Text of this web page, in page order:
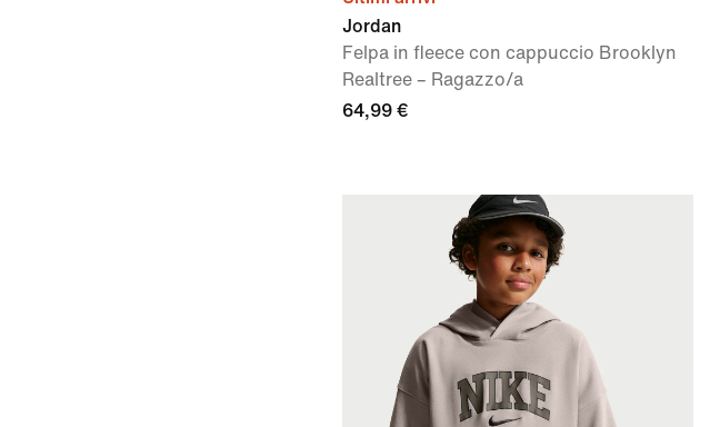
Jordan
Felpa in fleece con cappuccio Brooklyn
Realtree – Ragazzo/a
64,99 €